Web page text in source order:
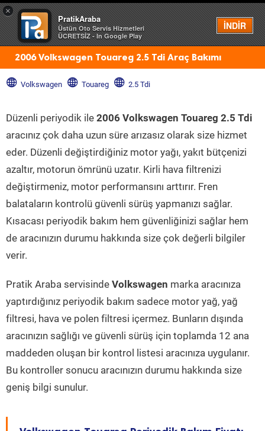
×
PratikAraba
Üstün Oto Servis Hizmetleri
ÜCRETSİZ - In Google Play
İNDİR
Menü
2006 Volkswagen Touareg 2.5 Tdi Araç Bakımı
Volkswagen Touareg 2.5 Tdi
Düzenli periyodik ile 2006 Volkswagen Touareg 2.5 Tdi
aracınız çok daha uzun süre arızasız olarak size hizmet
eder. Düzenli değiştirdiğiniz motor yağı, yakıt bütçenizi
azaltır, motorun ömrünü uzatır. Kirli hava filtrenizi
değiştirmeniz, motor performansını arttırır. Fren
balataların kontrolü güvenli sürüş yapmanızı sağlar.
Kısacası periyodik bakım hem güvenliğinizi sağlar hem
de aracınızın durumu hakkında size çok değerli bilgiler
verir.
Pratik Araba servisinde Volkswagen marka aracınıza
yaptırdığınız periyodik bakım sadece motor yağ, yağ
filtresi, hava ve polen filtresi içermez. Bunların dışında
aracınızın sağlığı ve güvenli sürüş için toplamda 12 ana
maddeden oluşan bir kontrol listesi aracınıza uygulanır.
Bu kontroller sonucu aracınızın durumu hakkında size
geniş bilgi sunulur.